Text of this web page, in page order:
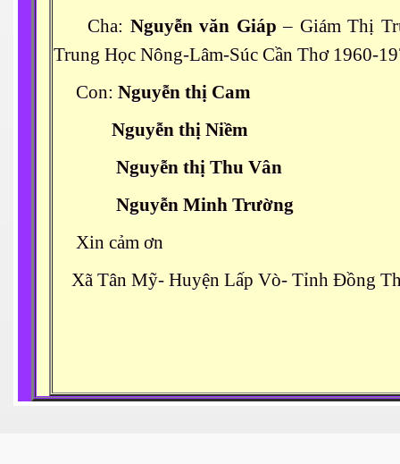
Cha: Nguyễn văn Giáp – Giám Thị
Trung Học Nông-Lâm-Súc Cần Thơ 1960-
Con: Nguyễn thị Cam
Nguyễn thị Niềm
Nguyễn thị Thu Vân
Nguyễn Minh Trường
Xin cảm ơn
Xã Tân Mỹ- Huyện Lấp Vò- Tỉnh Đồng